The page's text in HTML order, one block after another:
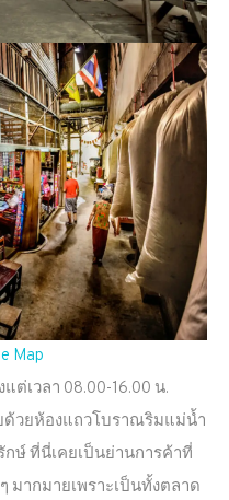
Map
ต่เวลา 08.00-16.00 น.
ด้วยห้องแถวโบราณริมแม่น้ำ
ษ์ ที่นี่เคยเป็นย่านการค้าที่
มากมายเพราะเป็นทั้งตลาด